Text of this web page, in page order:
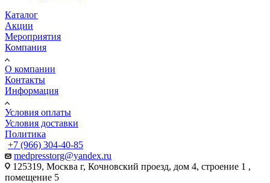
Каталог
Акции
Мероприятия
Компания
О компании
Контакты
Информация
Условия оплаты
Условия доставки
Политика
+7 (966) 304-40-85
medpresstorg@yandex.ru
125319, Москва г, Кочновский проезд, дом 4, строение 1 ,
помещение 5